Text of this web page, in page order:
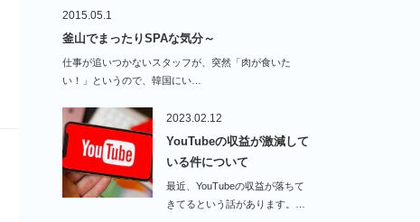
2015.05.1
釜山でまったりSPAな気分～
仕事が追いつかないスタッフが、突然「肉が食いた
い！」というので、韓国にい…
2023.02.12
YouTubeの収益が激減して
いる件について
最近、YouTubeの収益が落ちて
きてるという話があります。…